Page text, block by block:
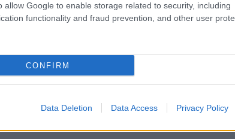
allow Google to enable storage related to security, including
functionality and fraud prevention, and other user
CONFIRM
Data Deletion Data Access Privacy Policy
Invia un Comunicato Stampa|Pubblicità|
e ricevi le nostre email periodiche contenenti le ultime